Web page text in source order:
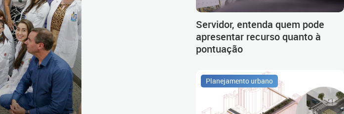
Servidor, entenda quem pode
apresentar recurso quanto à
pontuação
Planejamento urbano